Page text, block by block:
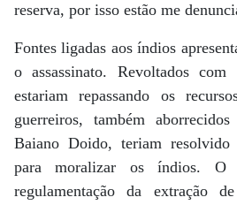
reserva, por isso estão me
Fontes ligadas aos índios
o assassinato. Revoltados
estariam repassando os
guerreiros, também
Baiano Doido, teriam resolvido
para moralizar os índios.
regulamentação da extração